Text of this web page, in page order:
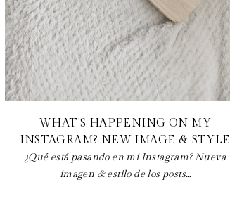
WHAT'S HAPPENING ON MY
INSTAGRAM? NEW IMAGE & STYLE
¿Qué está pasando en mi Instagram? Nueva
imagen & estilo de los posts...